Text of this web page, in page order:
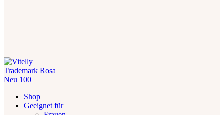
Shop
Geeignet für